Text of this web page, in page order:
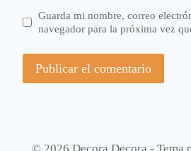
Guarda mi nombre, correo
navegador para la próxima vez